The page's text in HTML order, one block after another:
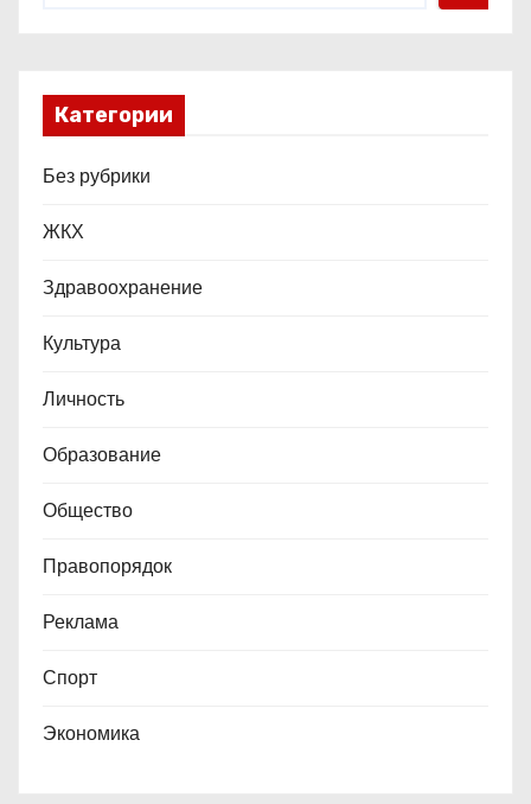
Категории
Без рубрики
ЖКХ
Здравоохранение
Культура
Личность
Образование
Общество
Правопорядок
Реклама
Спорт
Экономика